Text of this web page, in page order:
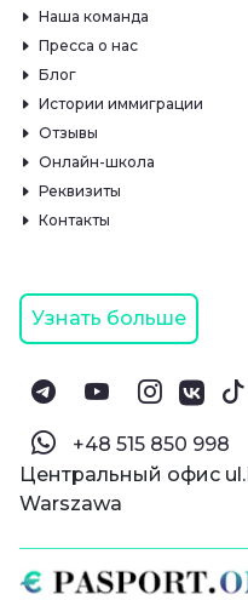
Наша команда
Пресса о нас
Блог
Истории иммиграции
Отзывы
Онлайн-школа
Реквизиты
Контакты
Узнать больше
‪+48 515 850 998‬
Центральный офис
Warszawa